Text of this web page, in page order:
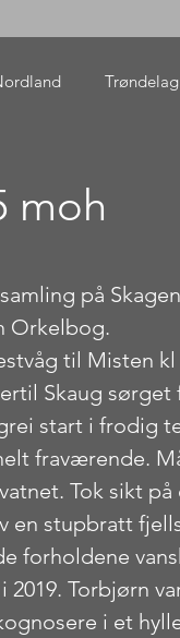
Trøndelag
moh
på
Orkelbog.
til Misten
Skaug sørget
start i frodig
fraværende.
Tok sikt
en stupbratt
forholdene
Torbjørn
i et